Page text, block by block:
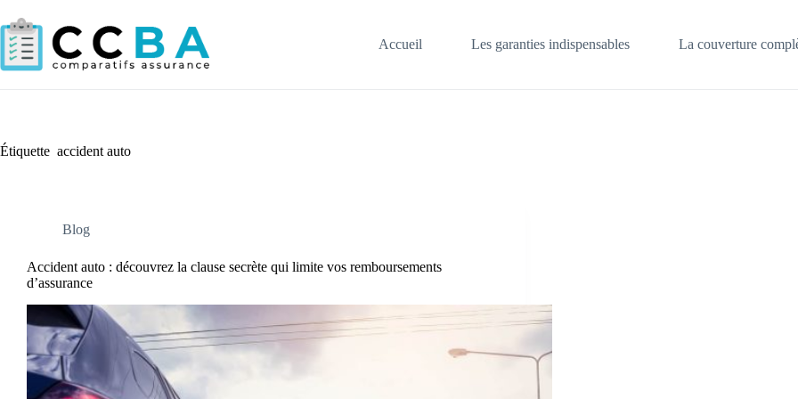
au
contenu
Accueil Les garanties indispensables La couverture
Étiquette accident auto
Blog
Accident auto : découvrez la clause secrète qui limite vos remboursements
d’assurance